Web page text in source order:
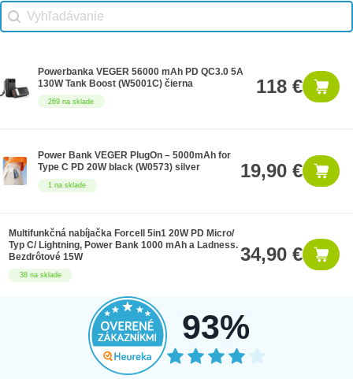
Vhodné príslušenstvo search
Search content
269 na sklade
Powerbanka VEGER 56000 mAh PD QC3.0 5A
130W Tank Boost (W5001C) čierna
118 €
1 na sklade
Power Bank VEGER PlugOn – 5000mAh for
Type C PD 20W black (W0573) silver
19,90 €
38 na sklade
Multifunkčná nabíjačka Forcell 5in1 20W PD Micro/
Typ C/ Lightning, Power Bank 1000 mAh a Ladness.
Bezdrôtové 15W
34,90 €
93%